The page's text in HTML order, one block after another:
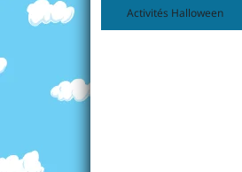
Activités Halloween